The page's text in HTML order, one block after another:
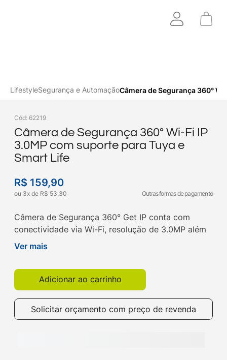
LifestyleSegurança e AutomaçãoCâmera de Segurança 360°
Cód: 62219
Câmera de Segurança 360° Wi-Fi IP
3.0MP com suporte para Tuya e
Smart Life
R$ 159,90
ou 3x de R$ 53,30 Outras formas de pagamento
Câmera de Segurança 360° Get IP conta com
conectividade via Wi-Fi, resolução de 3.0MP além
de suporte para Tuya e Smart Life. Compre já a
Ver mais
Adicionar ao carrinho
Solicitar orçamento com preço de revenda